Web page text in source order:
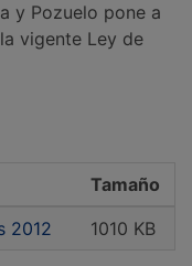
y Pozuelo pone a
vigente Ley de
Tamaño
2012
1010 KB